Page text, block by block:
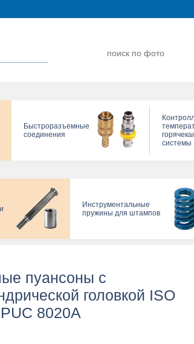
поиск по фото
Быстроразъемные
соединения
системы
Инструментальные
пружины для штампов
пуансоны с
головкой ISO
8020A